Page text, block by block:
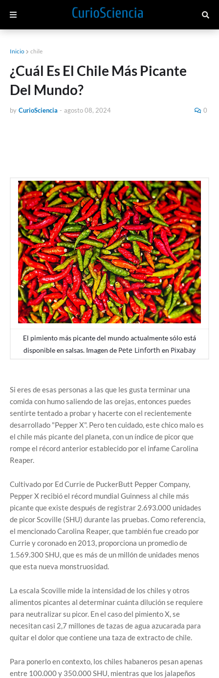
Inicio chile
¿Cuál Es El Chile Más Picante
Del Mundo?
by CurioSciencia - agosto 08, 2024 0
El pimiento más picante del mundo actualmente sólo está
disponible en salsas. Imagen de Pete Linforth en Pixabay
Si eres de esas personas a las que les gusta terminar una
comida con humo saliendo de las orejas, entonces puedes
sentirte tentado a probar y hacerte con el recientemente
desarrollado "Pepper X". Pero ten cuidado, este chico malo es
el chile más picante del planeta, con un índice de picor que
rompe el récord anterior establecido por el infame Carolina
Reaper.
Cultivado por Ed Currie de PuckerButt Pepper Company,
Pepper X recibió el récord mundial Guinness al chile más
picante que existe después de registrar 2.693.000 unidades
de picor Scoville (SHU) durante las pruebas. Como referencia,
el mencionado Carolina Reaper, que también fue creado por
Currie y coronado en 2013, proporciona un promedio de
1.569.300 SHU, que es más de un millón de unidades menos
que esta nueva monstruosidad.
La escala Scoville mide la intensidad de los chiles y otros
alimentos picantes al determinar cuánta dilución se requiere
para neutralizar su picor. En el caso del pimiento X, se
necesitan casi 2,7 millones de tazas de agua azucarada para
quitar el dolor que contiene una taza de extracto de chile.
Para ponerlo en contexto, los chiles habaneros pesan apenas
entre 100.000 y 350.000 SHU, mientras que los jalapeños